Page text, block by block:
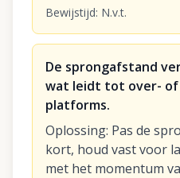
Bewijstijd: N.v.t.
De sprongafstand
wat leidt tot over- of
platforms.
Oplossing: Pas de
kort, houd vast voor
met het momentum